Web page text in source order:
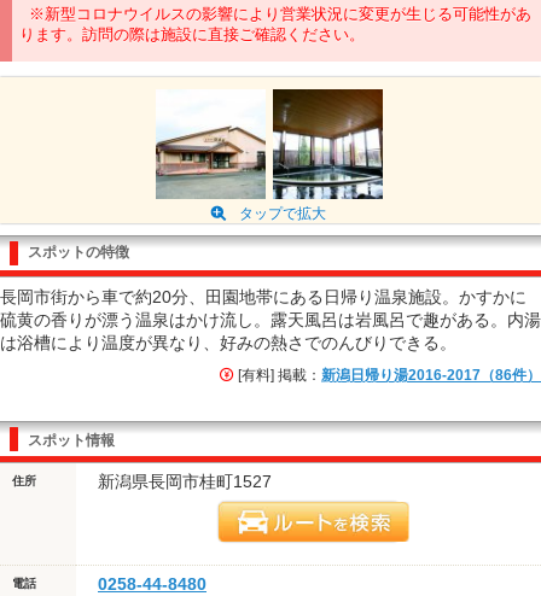
※新型コロナウイルスの影響により営業状況に変更が生じる可能性があ
ります。訪問の際は施設に直接ご確認ください。
タップで拡大
スポットの特徴
長岡市街から車で約20分、田園地帯にある日帰り温泉施設。かすかに
硫黄の香りが漂う温泉はかけ流し。露天風呂は岩風呂で趣がある。内湯
は浴槽により温度が異なり、好みの熱さでのんびりできる。
[有料] 掲載： 新潟日帰り湯2016-2017（86件）
スポット情報
住所 新潟県長岡市桂町1527
電話 0258-44-8480